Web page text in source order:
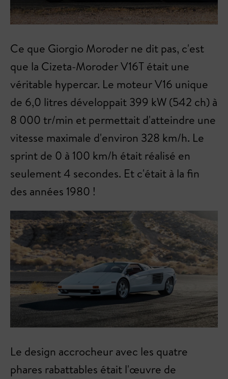
Ce que Giorgio Moroder ne dit pas, c'est
que la Cizeta-Moroder V16T était une
véritable hypercar. Le moteur V16 unique
de 6,0 litres développait 399 kW (542 ch) à
8 000 tr/min et permettait d'atteindre une
vitesse maximale d'environ 328 km/h. Le
sprint de 0 à 100 km/h était réalisé en
seulement 4 secondes. Et c'était à la fin
des années 1980 !
Le design accrocheur avec les quatre
phares rabattables était l'œuvre de